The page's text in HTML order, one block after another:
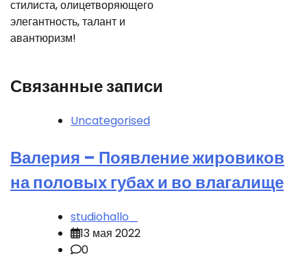
стилиста, олицетворяющего
элегантность, талант и
авантюризм!
Связанные записи
Uncategorised
Валерия – Появление жировиков
на половых губах и во влагалище
studiohallo_
13 мая 2022
0